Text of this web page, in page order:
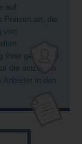
auf
Preisen an, die
von
gesamten
die einzelnen
in den